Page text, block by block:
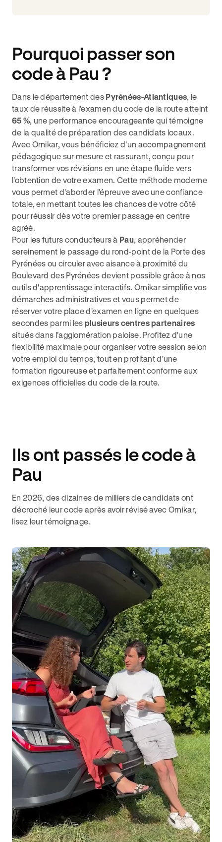
Pourquoi passer son
code à Pau ?
Dans le département des Pyrénées-Atlantiques, le
taux de réussite à l'examen du code de la route atteint
65 %, une performance encourageante qui témoigne
de la qualité de préparation des candidats locaux.
Avec Ornikar, vous bénéficiez d'un accompagnement
pédagogique sur mesure et rassurant, conçu pour
transformer vos révisions en une étape fluide vers
l'obtention de votre examen. Cette méthode moderne
vous permet d'aborder l'épreuve avec une confiance
totale, en mettant toutes les chances de votre côté
pour réussir dès votre premier passage en centre
agréé.
Pour les futurs conducteurs à Pau, appréhender
sereinement le passage du rond-point de la Porte des
Pyrénées ou circuler avec aisance à proximité du
Boulevard des Pyrénées devient possible grâce à nos
outils d'apprentissage interactifs. Ornikar simplifie vos
démarches administratives et vous permet de
réserver votre place d'examen en ligne en quelques
secondes parmi les plusieurs centres partenaires
situés dans l'agglomération paloise. Profitez d'une
flexibilité maximale pour organiser votre session selon
votre emploi du temps, tout en profitant d'une
formation rigoureuse et parfaitement conforme aux
exigences officielles du code de la route.
Ils ont passés le code à
Pau
En 2026, des dizaines de milliers de candidats ont
décroché leur code après avoir révisé avec Ornikar,
lisez leur témoignage.